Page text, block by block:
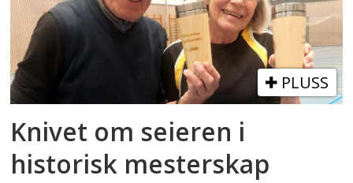
PLUSS
Knivet om seieren i
historisk mesterskap